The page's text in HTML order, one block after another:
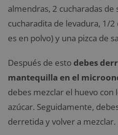
almendras, 2 cucharadas
cucharadita de levadura, 1/
es en polvo) y una pizca de
Después de esto debes
mantequilla en el
debes mezclar el huevo con
azúcar. Seguidamente,
derretida y volver a mezclar.